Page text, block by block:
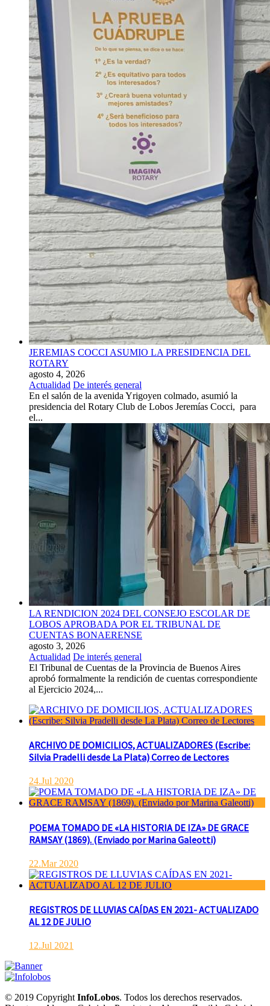
JEREMIAS COCCI ASUMIO LA PRESIDENCIA DEL
ROTARY
agosto 4, 2026
Actualidad De interés general
En el salón de la avenida Yrigoyen colmado, asumió la
presidencia del Rotary Club de Lobos Jeremías Cocci, para
el...
LA RENDICION 2024 DEL CONSEJO ESCOLAR DE
LOBOS APROBADA POR EL TRIBUNAL DE
CUENTAS BONAERENSE
agosto 3, 2026
Actualidad De interés general
El Tribunal de Cuentas de la Provincia de Buenos Aires
aprobó formalmente la rendición de cuentas correspondiente
al Ejercicio 2024,...
ARCHIVO DE DOMICILIOS, ACTUALIZADORES (Escribe:
Silvia Pradelli desde La Plata) Correo de Lectores
24.Jul 2020
POEMA TOMADO DE «LA HISTORIA DE IZA» DE GRACE
RAMSAY (1869). (Enviado por Marina Galeotti)
22.Mar 2020
REGISTROS DE LLUVIAS CAÍDAS EN 2021- ACTUALIZADO
AL 12 DE JULIO
12.Jul 2021
© 2019 CopyrightInfoLobos. Todos los derechos reservados.